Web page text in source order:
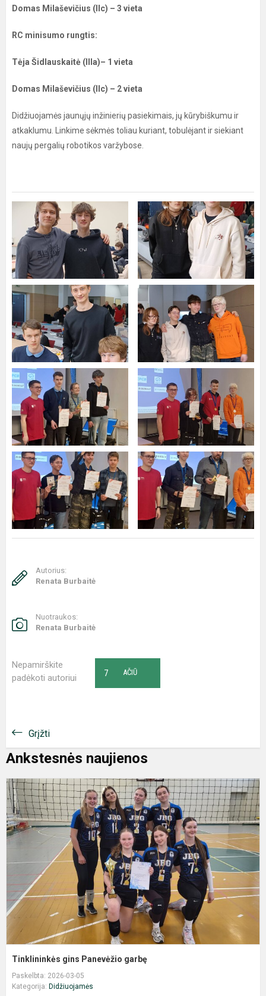
Domas Milaševičius (IIc) – 3 vieta
RC minisumo rungtis:
Tėja Šidlauskaitė (IIIa)– 1 vieta
Domas Milaševičius (IIc) – 2 vieta
Didžiuojamės jaunųjų inžinierių pasiekimais, jų kūrybiškumu ir
atkaklumu. Linkime sėkmės toliau kuriant, tobulėjant ir siekiant
naujų pergalių robotikos varžybose.
Autorius:
Renata Burbaitė
Nuotraukos:
Renata Burbaitė
Nepamirškite
padėkoti autoriui
AČIŪ
7
Grįžti
Ankstesnės naujienos
Tinklininkės gins Panevėžio garbę
Paskelbta: 2026-03-05
Kategorija: Didžiuojamės